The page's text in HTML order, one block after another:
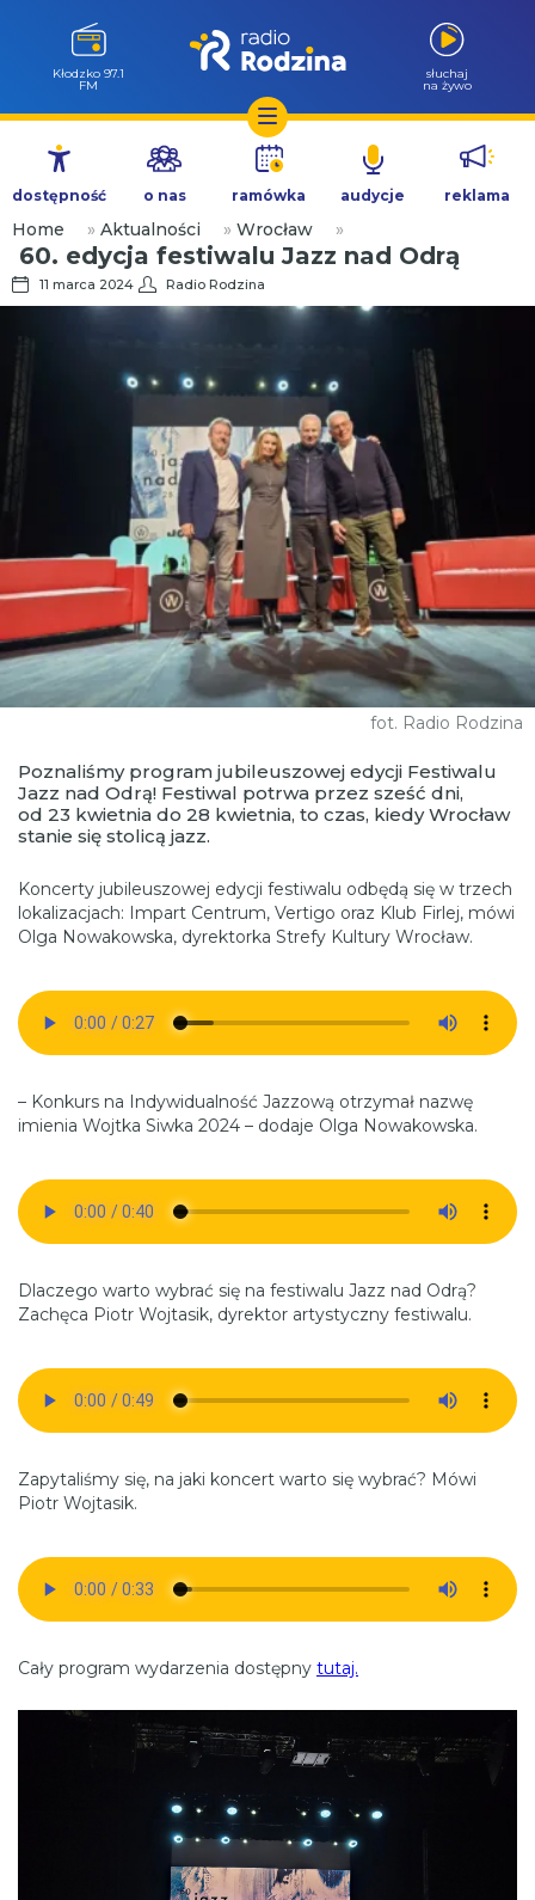
Przejdź
treści
Kłodzko 97.1
FM
słuchaj
na żywo
dostępność o nas ramówka audycje reklama
Home » Aktualności » Wrocław »
60. edycja festiwalu Jazz nad Odrą
11 marca 2024 Radio Rodzina
fot. Radio Rodzina
Poznaliśmy program jubileuszowej edycji Festiwalu
Jazz nad Odrą! Festiwal potrwa przez sześć dni,
od 23 kwietnia do 28 kwietnia, to czas, kiedy Wrocław
stanie się stolicą jazz.
Koncerty jubileuszowej edycji festiwalu odbędą się w trzech
lokalizacjach: Impart Centrum, Vertigo oraz Klub Firlej, mówi
Olga Nowakowska, dyrektorka Strefy Kultury Wrocław.
– Konkurs na Indywidualność Jazzową otrzymał nazwę
imienia Wojtka Siwka 2024 – dodaje Olga Nowakowska.
Dlaczego warto wybrać się na festiwalu Jazz nad Odrą?
Zachęca Piotr Wojtasik, dyrektor artystyczny festiwalu.
Zapytaliśmy się, na jaki koncert warto się wybrać? Mówi
Piotr Wojtasik.
Cały program wydarzenia dostępny tutaj.